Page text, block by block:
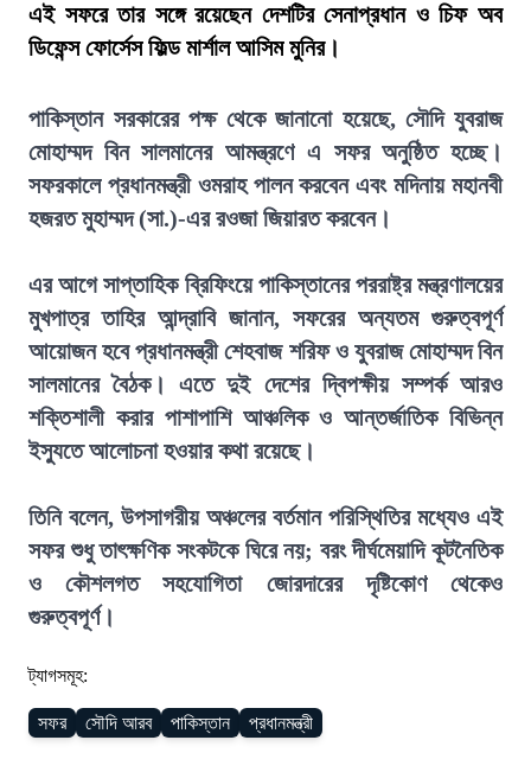
এই সফরে তার সঙ্গে রয়েছেন দেশটির সেনাপ্রধান ও চিফ অব
ডিফেন্স ফোর্সেস ফিল্ড মার্শাল আসিম মুনির।
পাকিস্তান সরকারের পক্ষ থেকে জানানো হয়েছে, সৌদি যুবরাজ
মোহাম্মদ বিন সালমানের আমন্ত্রণে এ সফর অনুষ্ঠিত হচ্ছে।
সফরকালে প্রধানমন্ত্রী ওমরাহ পালন করবেন এবং মদিনায় মহানবী
হজরত মুহাম্মদ (সা.)-এর রওজা জিয়ারত করবেন।
এর আগে সাপ্তাহিক ব্রিফিংয়ে পাকিস্তানের পররাষ্ট্র মন্ত্রণালয়ের
মুখপাত্র তাহির আন্দ্রাবি জানান, সফরের অন্যতম গুরুত্বপূর্ণ
আয়োজন হবে প্রধানমন্ত্রী শেহবাজ শরিফ ও যুবরাজ মোহাম্মদ বিন
সালমানের বৈঠক। এতে দুই দেশের দ্বিপক্ষীয় সম্পর্ক আরও
শক্তিশালী করার পাশাপাশি আঞ্চলিক ও আন্তর্জাতিক বিভিন্ন
ইস্যুতে আলোচনা হওয়ার কথা রয়েছে।
তিনি বলেন, উপসাগরীয় অঞ্চলের বর্তমান পরিস্থিতির মধ্যেও এই
সফর শুধু তাৎক্ষণিক সংকটকে ঘিরে নয়; বরং দীর্ঘমেয়াদি কূটনৈতিক
ও কৌশলগত সহযোগিতা জোরদারের দৃষ্টিকোণ থেকেও
গুরুত্বপূর্ণ।
ট্যাগসমূহ:
সফর সৌদি আরব পাকিস্তান প্রধানমন্ত্রী